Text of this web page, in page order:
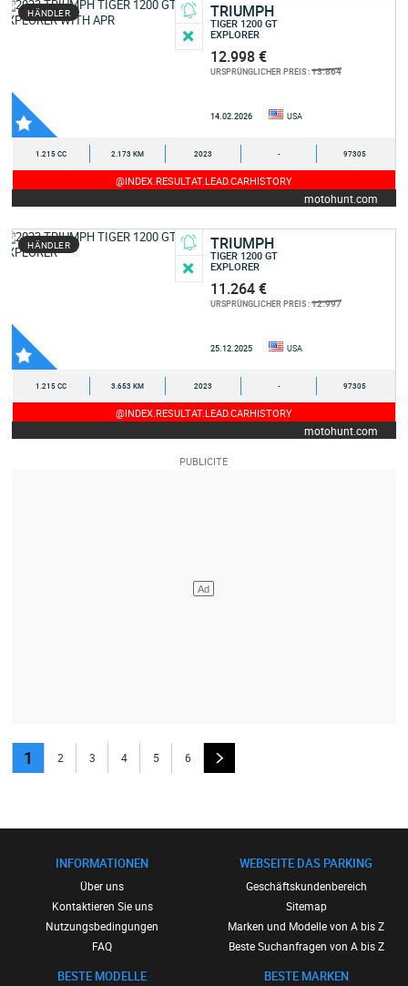
HÄNDLER TRIUMPH
TIGER 1200 GT
EXPLORER
12.998 €
URSPRÜNGLICHER PREIS :13.864
14.02.2026 USA
1.215 CC 2.173 KM 2023 - 97305
@INDEX.RESULTAT.LEAD.CARHISTORY
motohunt.com
HÄNDLER TRIUMPH
TIGER 1200 GT
EXPLORER
11.264 €
URSPRÜNGLICHER PREIS :12.997
25.12.2025 USA
1.215 CC 3.653 KM 2023 - 97305
@INDEX.RESULTAT.LEAD.CARHISTORY
motohunt.com
1 2 3 4 5 6
INFORMATIONEN
Über uns
Kontaktieren Sie uns
Nutzungsbedingungen
FAQ
BESTE MODELLE
WEBSEITE DAS PARKING
Geschäftskundenbereich
Sitemap
Marken und Modelle von A bis Z
Beste Suchanfragen von A bis Z
BESTE MARKEN